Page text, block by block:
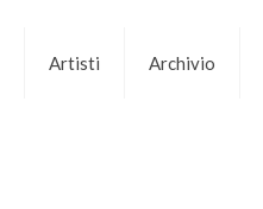
Artisti Archivio